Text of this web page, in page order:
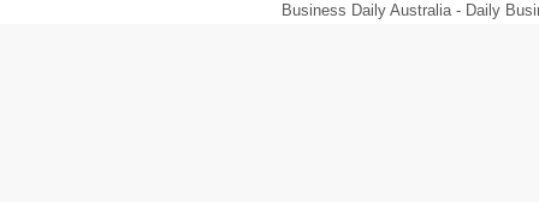
Business Daily Australia - Daily